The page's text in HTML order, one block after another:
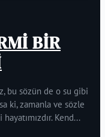
BİR
bu sözün de o su gibi
ki, zamanla ve sözle
Kend...